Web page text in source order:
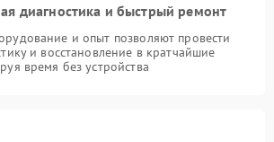
диагностика и быстрый ремонт
и опыт позволяют провести
и восстановление в кратчайшие
время без устройства